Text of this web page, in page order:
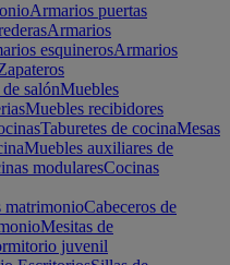
Armarios puertas
Armarios
esquinerosArmarios
salónMuebles
Muebles recibidores
Taburetes de cocinaMesas
Muebles auxiliares de
modularesCocinas
matrimonioCabeceros de
Mesitas de
juvenil